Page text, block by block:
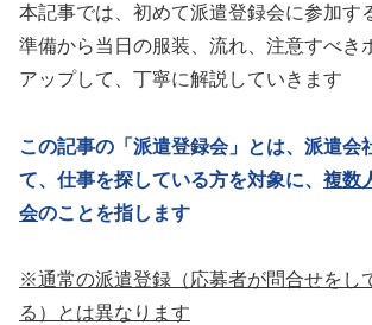
本記事では、初めて派遣登録会に参加す
準備から当日の服装、流れ、注意すべき
アップして、丁寧に解説していきます
この記事の「派遣登録会」とは、派遣会
て、仕事を探している方を対象に、 複数
会のことを指します
※通常の派遣登録（応募者が問合せをし
る）とは異なります